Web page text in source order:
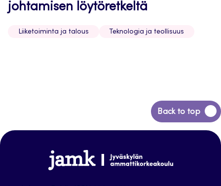
johtamisen löytöretkeltä
Liiketoiminta ja talous Teknologia ja teollisuus
Back to top
Back
to
Jamk-
arena